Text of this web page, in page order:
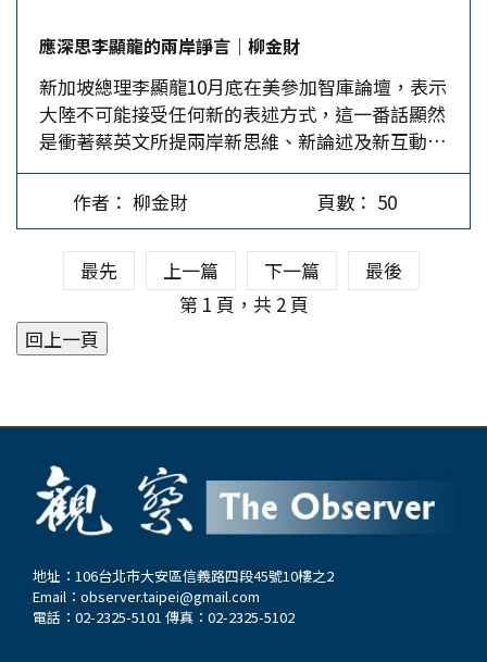
歌唱演員獎。他為什麼要在演藝事業攀上巔峰之
際，冒著被台灣當局封殺，不能賺錢的風險，去大
陸拍節目？…
日地認為，台灣已經被邊緣化了。 這種既怕被中
美雙方討論，又在沒被討論之後顯出一種莫名其妙
之失落感的表現，十足反映了台灣已經陷於進退維
谷，茫然不知所適的處境。這種處境絕對無法「維
持現狀」，實際上也永遠沒有現狀可以維持，台灣
勢必要面對現實的未來。 美日都不可能為台灣出
力…
應深思李顯龍的兩岸諍言｜柳金財
新加坡總理李顯龍10月底在美參加智庫論壇，表示
大陸不可能接受任何新的表述方式，這一番話顯然
是衝著蔡英文所提兩岸新思維、新論述及新互動模
式，對話不必預設任何政治框架而來。 大陸當局
直指「九二共識」就是「一中原則」，一方面壓縮
國民黨的「一中各表」空間；另一方面排除蔡英文
所提尊重「九二歷史事實」、「九二會談精神」的
可能性。大陸當局表明願意與台灣內部接受「一中
原則」、「九二共識」的政黨展開對話與交流，民
進黨因不承認「九二共識」、「一中原則」，因此
並非對話的對象。從李顯龍總理發表兩岸關係講
當局的「老朋友」、「好朋友」，李顯龍表明新加
坡協助兩岸恢復對話的角色非常有限；期許兩岸僵
局不惡化就已經是最好；同時提出警告表示兩岸現
晚點到來」。 其次，李顯龍直指兩岸當局觀點不
同，加上缺乏相互信任，造成兩岸難以重新啟動對
話。他表明，「九二共識」曾是兩岸當局交往的政
作者： 柳金財 頁數： 50
最先 上一篇 下一篇
最後
第 1 頁，共 2 頁
地址：106台北市大安區信義路四段45號10樓之2
Email： observer.taipei@gmail.com
電話：02-2325-5101 傳真：02-2325-5102